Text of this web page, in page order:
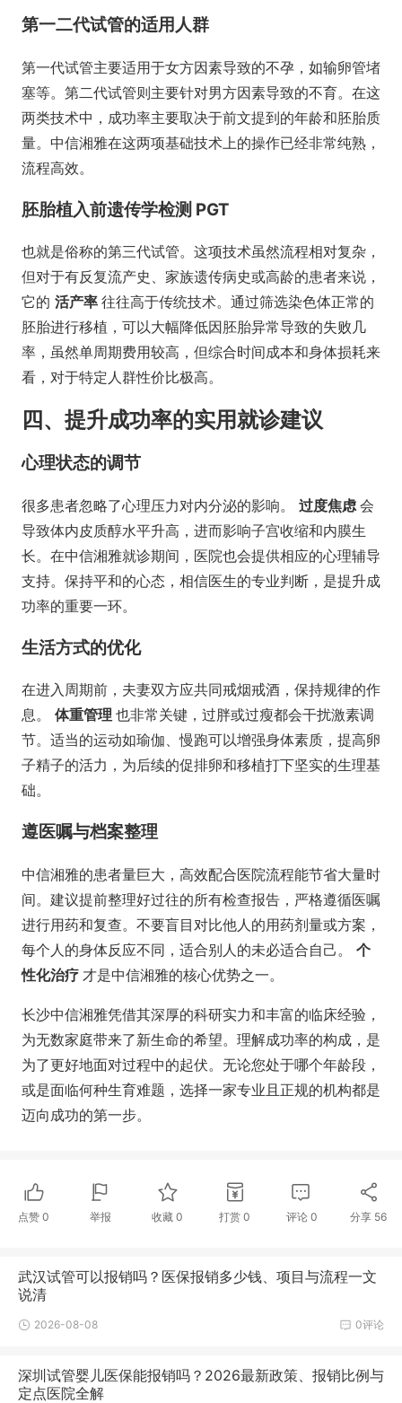
第一二代试管的适用人群
第一代试管主要适用于女方因素导致的不孕，如输卵管堵
塞等。第二代试管则主要针对男方因素导致的不育。在这
两类技术中，成功率主要取决于前文提到的年龄和胚胎质
量。中信湘雅在这两项基础技术上的操作已经非常纯熟，
流程高效。
胚胎植入前遗传学检测 PGT
也就是俗称的第三代试管。这项技术虽然流程相对复杂，
但对于有反复流产史、家族遗传病史或高龄的患者来说，
它的 活产率 往往高于传统技术。通过筛选染色体正常的
胚胎进行移植，可以大幅降低因胚胎异常导致的失败几
率，虽然单周期费用较高，但综合时间成本和身体损耗来
看，对于特定人群性价比极高。
四、提升成功率的实用就诊建议
心理状态的调节
很多患者忽略了心理压力对内分泌的影响。 过度焦虑 会
导致体内皮质醇水平升高，进而影响子宫收缩和内膜生
长。在中信湘雅就诊期间，医院也会提供相应的心理辅导
支持。保持平和的心态，相信医生的专业判断，是提升成
功率的重要一环。
生活方式的优化
在进入周期前，夫妻双方应共同戒烟戒酒，保持规律的作
息。 体重管理 也非常关键，过胖或过瘦都会干扰激素调
节。适当的运动如瑜伽、慢跑可以增强身体素质，提高卵
子精子的活力，为后续的促排卵和移植打下坚实的生理基
础。
遵医嘱与档案整理
中信湘雅的患者量巨大，高效配合医院流程能节省大量时
间。建议提前整理好过往的所有检查报告，严格遵循医嘱
进行用药和复查。不要盲目对比他人的用药剂量或方案，
每个人的身体反应不同，适合别人的未必适合自己。 个
性化治疗 才是中信湘雅的核心优势之一。
长沙中信湘雅凭借其深厚的科研实力和丰富的临床经验，
为无数家庭带来了新生命的希望。理解成功率的构成，是
为了更好地面对过程中的起伏。无论您处于哪个年龄段，
或是面临何种生育难题，选择一家专业且正规的机构都是
迈向成功的第一步。
点赞 0 举报 收藏0 打赏 0 评论 0 分享 56
武汉试管可以报销吗？医保报销多少钱、项目与流程一文
说清
0评论
2026-08-08
深圳试管婴儿医保能报销吗？2026最新政策、报销比例与
定点医院全解